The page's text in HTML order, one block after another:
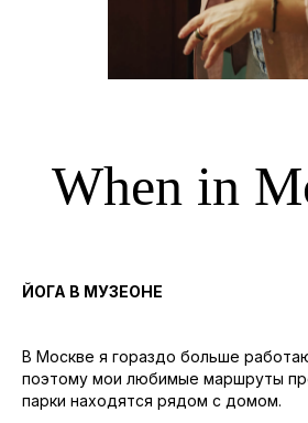
When in
ЙОГА В МУЗЕОНЕ
В Москве я гораздо больше
поэтому мои любимые маршруты
парки находятся рядом с домом.